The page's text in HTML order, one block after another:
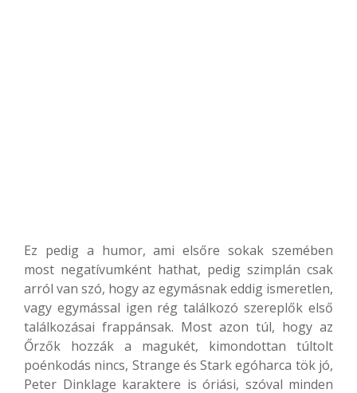
Ez pedig a humor, ami elsőre sokak szemében
most negatívumként hathat, pedig szimplán csak
arról van szó, hogy az egymásnak eddig ismeretlen,
vagy egymással igen rég találkozó szereplők első
találkozásai frappánsak. Most azon túl, hogy az
Őrzők hozzák a magukét, kimondottan túltolt
poénkodás nincs, Strange és Stark egóharca tök jó,
Peter Dinklage karaktere is óriási, szóval minden